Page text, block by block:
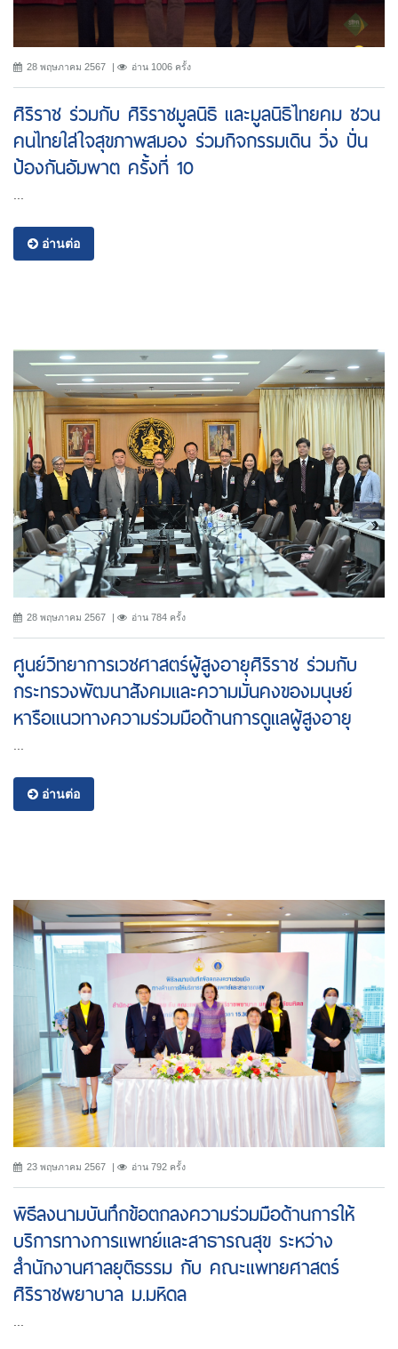
28 พฤษภาคม 2567 อ่าน 1006 ครั้ง
ศิริราช ร่วมกับ ศิริราชมูลนิธิ และมูลนิธิไทยคม ชวน
คนไทยใส่ใจสุขภาพสมอง ร่วมกิจกรรมเดิน วิ่ง ปั่น
ป้องกันอัมพาต ครั้งที่ 10
อ่านต่อ
28 พฤษภาคม 2567 อ่าน 784 ครั้ง
ศูนย์วิทยาการเวชศาสตร์ผู้สูงอายุศิริราช ร่วมกับ
กระทรวงพัฒนาสังคมและความมั่นคงของมนุษย์
หารือแนวทางความร่วมมือด้านการดูแลผู้สูงอายุ
อ่านต่อ
23 พฤษภาคม 2567 อ่าน 792 ครั้ง
พิธีลงนามบันทึกข้อตกลงความร่วมมือด้านการให้
บริการทางการแพทย์และสาธารณสุข ระหว่าง
สำนักงานศาลยุติธรรม กับ คณะแพทยศาสตร์
ศิริราชพยาบาล ม.มหิดล
...